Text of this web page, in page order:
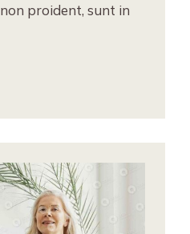
proident, sunt in